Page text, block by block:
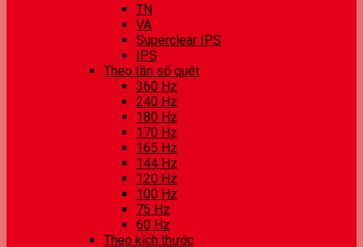
TN
VA
Superclear IPS
IPS
Theo tần số quét
360 Hz
240 Hz
180 Hz
170 Hz
165 Hz
144 Hz
120 Hz
100 Hz
75 Hz
60 Hz
Theo kích thước